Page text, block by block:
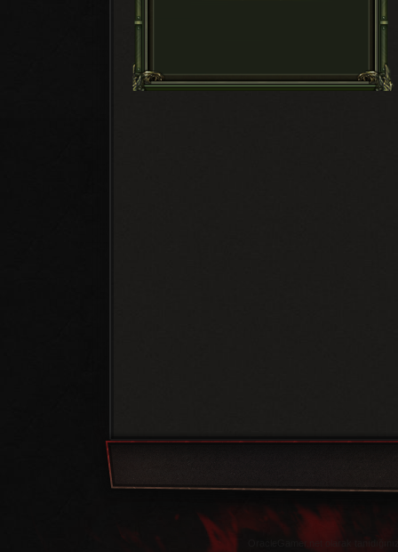
OracleGamer.net olarak